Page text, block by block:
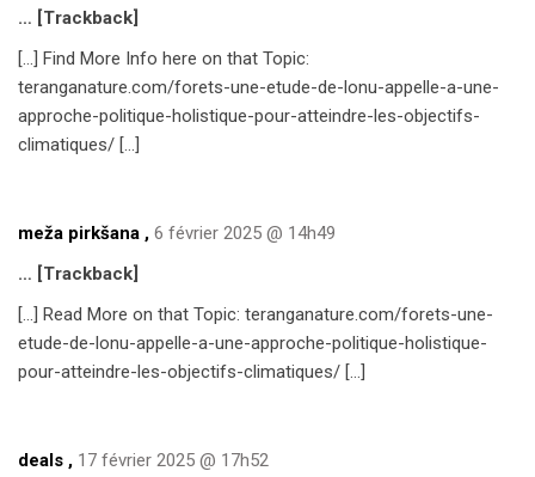
… [Trackback]
[…] Find More Info here on that Topic:
teranganature.com/forets-une-etude-de-lonu-appelle-a-une-
approche-politique-holistique-pour-atteindre-les-objectifs-
climatiques/ […]
meža pirkšana , 6 février 2025 @ 14h49
… [Trackback]
[…] Read More on that Topic: teranganature.com/forets-une-
etude-de-lonu-appelle-a-une-approche-politique-holistique-
pour-atteindre-les-objectifs-climatiques/ […]
deals , 17 février 2025 @ 17h52